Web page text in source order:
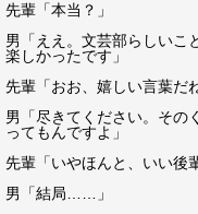
先輩「本当？」
男「ええ。文芸部らしいこ
楽しかったです」
先輩「おお、嬉しい言葉だ
男「尽きてください。その
ってもんですよ」
先輩「いやほんと、いい後
男「結局……」